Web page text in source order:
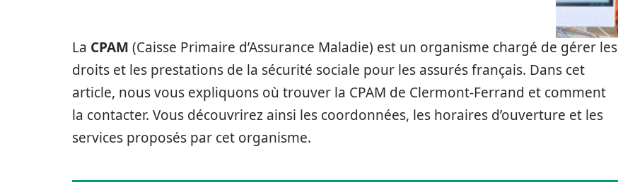
La CPAM (Caisse Primaire d’Assurance Maladie) est un organisme chargé de gérer les
droits et les prestations de la sécurité sociale pour les assurés français. Dans cet
article, nous vous expliquons où trouver la CPAM de Clermont-Ferrand et comment
la contacter. Vous découvrirez ainsi les coordonnées, les horaires d’ouverture et les
services proposés par cet organisme.